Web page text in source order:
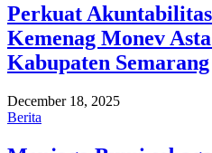
Perkuat
Kemenag Monev
Kabupaten Semarang
December 18, 2025
Berita